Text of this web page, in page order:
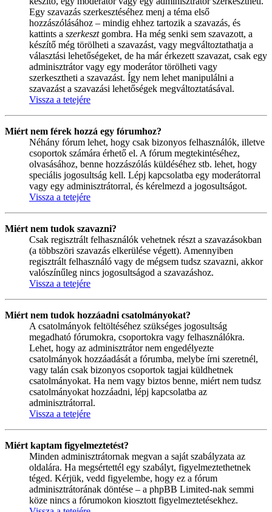
Egy szavazás szerkesztéséhez menj a téma első
hozzászólásához – mindig ehhez tartozik a szavazás, és
kattints a szerkesztgombra. Ha még senki sem szavazott, a
készítő még törölheti a szavazást, vagy megváltoztathatja a
választási lehetőségeket, de ha már érkezett szavazat, csak egy
adminisztrátor vagy egy moderátor törölheti vagy
szerkesztheti a szavazást. Így nem lehet manipulálni a
szavazást a szavazási lehetőségek megváltoztatásával.
Vissza a tetejére
Miért nem férek hozzá egy fórumhoz?
Néhány fórum lehet, hogy csak bizonyos felhasználók, illetve
csoportok számára érhető el. A fórum megtekintéséhez,
olvasásához, benne hozzászólás küldéséhez stb. lehet, hogy
speciális jogosultság kell. Lépj kapcsolatba egy moderátorral
vagy egy adminisztrátorral, és kérelmezd a jogosultságot.
Vissza a tetejére
Miért nem tudok szavazni?
Csak regisztrált felhasználók vehetnek részt a szavazásokban
(a többszöri szavazás elkerülése végett). Amennyiben
regisztrált felhasználó vagy de mégsem tudsz szavazni, akkor
valószínűleg nincs jogosultságod a szavazáshoz.
Vissza a tetejére
Miért nem tudok hozzáadni csatolmányokat?
A csatolmányok feltöltéséhez szükséges jogosultság
megadható fórumokra, csoportokra vagy felhasználókra.
Lehet, hogy az adminisztrátor nem engedélyezte
csatolmányok hozzáadását a fórumba, melybe írni szeretnél,
vagy talán csak bizonyos csoportok tagjai küldhetnek
csatolmányokat. Ha nem vagy biztos benne, miért nem tudsz
csatolmányokat hozzáadni, lépj kapcsolatba az
adminisztrátorral.
Vissza a tetejére
Miért kaptam figyelmeztetést?
Minden adminisztrátornak megvan a saját szabályzata az
oldalára. Ha megsértettél egy szabályt, figyelmeztethetnek
téged. Kérjük, vedd figyelembe, hogy ez a fórum
adminisztrátorának döntése – a phpBB Limited-nak semmi
köze nincs a fórumokon kiosztott figyelmeztetésekhez.